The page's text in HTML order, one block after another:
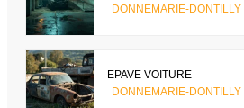
DONNEMARIE-DONTILLY
EPAVE VOITURE
DONNEMARIE-DONTILLY